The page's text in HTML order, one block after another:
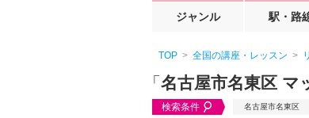
ジャンル 駅・路
TOP 全国の講座・レッスン
「 名古屋市名東区 マ
検索条件 名古屋市名東区